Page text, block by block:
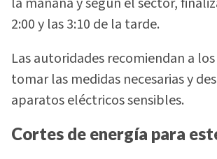
2:00 y las 3:10 de la tarde.
Las autoridades recomiendan a
tomar las medidas necesarias y
aparatos eléctricos sensibles.
Cortes de energía para